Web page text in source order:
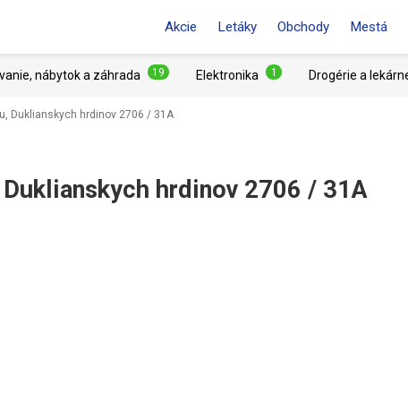
Akcie Letáky Obchody Mestá
nábytok a záhrada 19 Elektronika 1 Drogérie a
Duklianskych hrdinov 2706 / 31A
hrdinov 2706 / 31A